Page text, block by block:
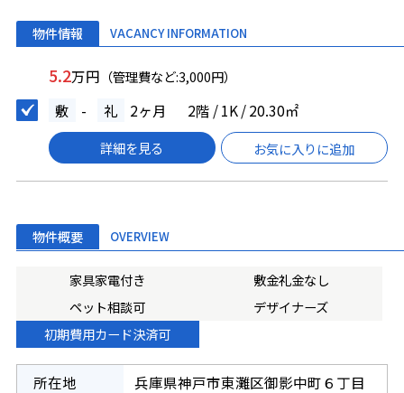
物件情報 VACANCY INFORMATION
5.2万円 （管理費など:3,000円）
敷 - 礼 2ヶ月 2階 / 1K / 20.30㎡
詳細を見る お気に入りに追加
物件概要 OVERVIEW
家具家電付き
敷金礼金なし
ペット相談可
デザイナーズ
初期費用カード決済可
所在地 兵庫県神戸市東灘区御影中町６丁目